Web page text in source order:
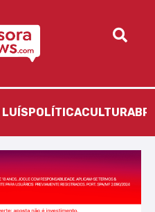
LUÍS POLÍTICACULTURA